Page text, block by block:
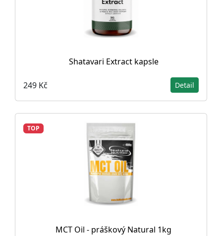
Shatavari Extract kapsle
249 Kč Detail
TOP
MCT Oil - práškový Natural 1kg